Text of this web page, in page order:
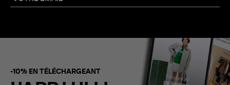
-10% EN TÉLÉCHARGEANT